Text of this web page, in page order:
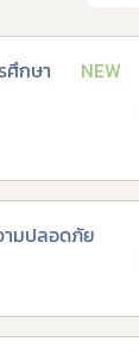
ศึกษา
NEW
ามปลอดภัย